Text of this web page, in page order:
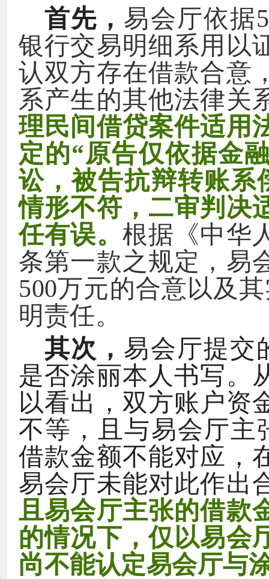
首先 ， 易会厅依据
银行交易明细系用以
认双方存在借款合意
系产生的其他法律关
理民间借贷案件适用
定的“原告仅依据金
讼 ，被告抗辩转账系
情形不符 ， 二审判决
任有误。 根据 《中华
条第一款之规定 ， 易
500万元的合意以及
明责任。
其次 ， 易会厅提交
是否涂丽本人书写。
以看出 ， 双方账户资
不等 ，
且与易会厅主
借款金额不能对应 ，
易会厅未能对此作出
且易会厅主张的借款
的情况下 ，仅以易会
尚不能认定易会厅与